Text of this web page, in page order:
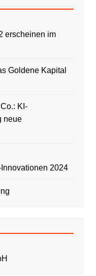
erscheinen im
Goldene Kapital
KI-
neue
2024